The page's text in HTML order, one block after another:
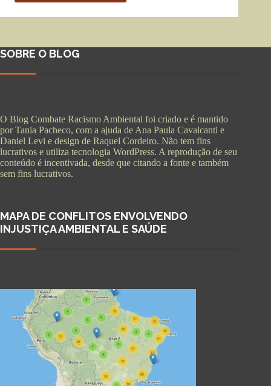
SOBRE O BLOG
O Blog Combate Racismo Ambiental foi criado e é mantido
por Tania Pacheco, com a ajuda de Ana Paula Cavalcanti e
Daniel Levi e design de Raquel Cordeiro. Não tem fins
lucrativos e utiliza tecnologia WordPress. A reprodução de seu
conteúdo é incentivada, desde que citando a fonte e também
sem fins lucrativos.
MAPA DE CONFLITOS ENVOLVENDO
INJUSTIÇA AMBIENTAL E SAÚDE